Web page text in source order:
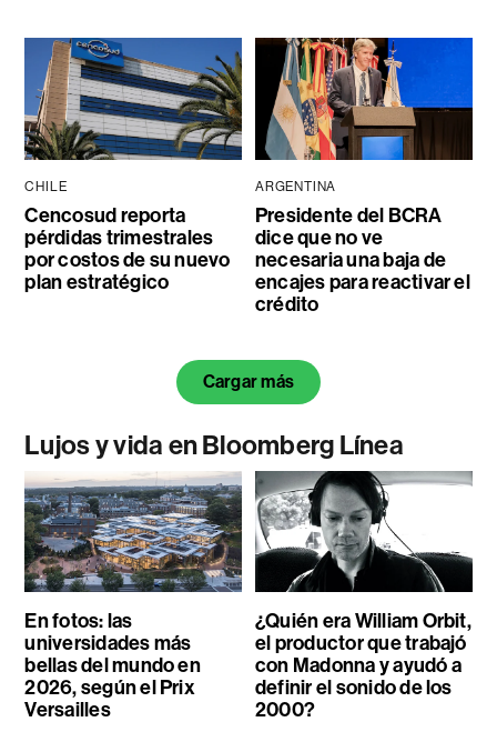
CHILE
Cencosud reporta
pérdidas trimestrales
por costos de su nuevo
plan estratégico
ARGENTINA
Presidente del BCRA
dice que no ve
necesaria una baja de
encajes para reactivar el
crédito
Cargar más
Lujos y vida en Bloomberg Línea
En fotos: las
universidades más
bellas del mundo en
2026, según el Prix
Versailles
¿Quién era William Orbit,
el productor que trabajó
con Madonna y ayudó a
definir el sonido de los
2000?